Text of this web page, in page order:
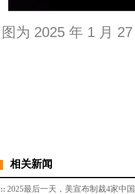
图为 2025 年 1 月
相关新闻
2025最后一天，美宣布制裁4家中